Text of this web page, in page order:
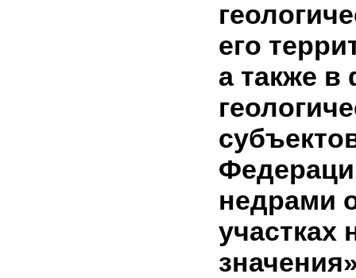
его
а также
недрами
участках